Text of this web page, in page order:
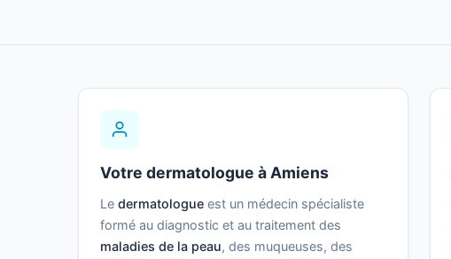
Votre dermatologue à Amiens
Le dermatologue est un médecin spécialiste
formé au diagnostic et au traitement des
maladies de la peau, des muqueuses, des